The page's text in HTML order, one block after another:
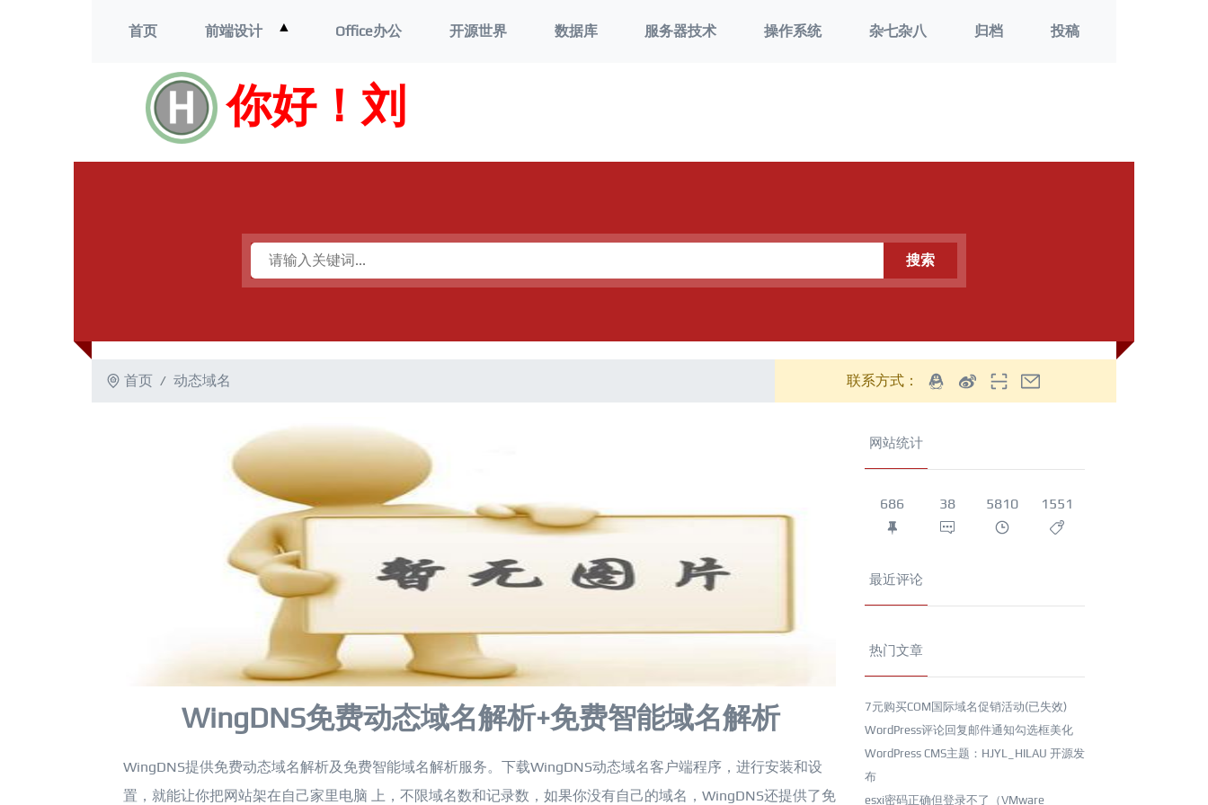
你好！刘
首页 前端设计 ▲
单
Office办公 开源世界 数据库 服务器技术 操作系统 杂七杂八 归档 投稿
搜索
首页 动态域名 联系方式：
WingDNS免费动态域名解析+免费智能域名解析
WingDNS提供免费动态域名解析及免费智能域名解析服务。下载WingDNS动态域名客户端程序，进行安装和设
置，就能让你把网站架在自己家里电脑 上，不限域名数和记录数，如果你没有自己的域名，WingDNS还提供了免
网站统计
686 38 5810 1551
最近评论
热门文章
7元购买COM国际域名促销活动(已失效)
WordPress评论回复邮件通知勾选框美化
WordPress CMS主题：HJYL_HILAU 开源发
布
esxi密码正确但登录不了（VMware